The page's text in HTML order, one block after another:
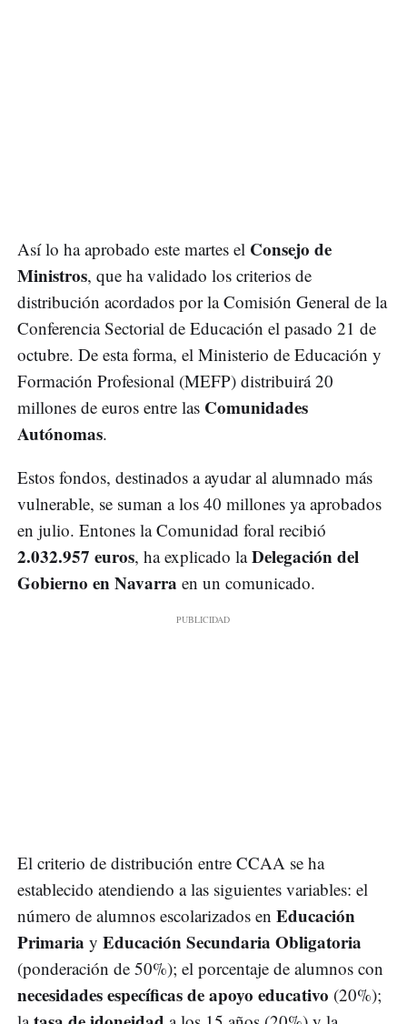
Así lo ha aprobado este martes el Consejo de
Ministros, que ha validado los criterios de
distribución acordados por la Comisión General de la
Conferencia Sectorial de Educación el pasado 21 de
octubre. De esta forma, el Ministerio de Educación y
Formación Profesional (MEFP) distribuirá 20
millones de euros entre las Comunidades
Autónomas.
Estos fondos, destinados a ayudar al alumnado más
vulnerable, se suman a los 40 millones ya aprobados
en julio. Entones la Comunidad foral recibió
2.032.957 euros, ha explicado laDelegación del
Gobierno en Navarra en un comunicado.
El criterio de distribución entre CCAA se ha
establecido atendiendo a las siguientes variables: el
número de alumnos escolarizados en Educación
Primaria y Educación Secundaria Obligatoria
(ponderación de 50%); el porcentaje de alumnos con
necesidades específicas de apoyo educativo (20%);